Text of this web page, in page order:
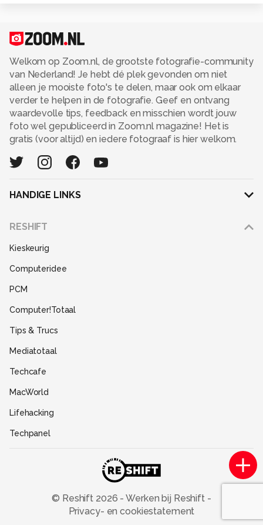
Welkom op Zoom.nl, de grootste fotografie-community
van Nederland! Je hebt dé plek gevonden om niet
alleen je mooiste foto's te delen, maar ook om elkaar
verder te helpen in de fotografie. Geef en ontvang
waardevolle tips, feedback en misschien wordt jouw
foto wel gepubliceerd in Zoom.nl magazine! Het is
gratis (voor altijd) en iedere fotograaf is hier welkom.
HANDIGE LINKS
RESHIFT
Kieskeurig
Computeridee
PCM
Computer!Totaal
Tips & Trucs
Mediatotaal
Techcafe
MacWorld
Lifehacking
Techpanel
Power Unlimited
Zoom Academy
© Reshift 2026 - Werken bij Reshift -
Privacy- en cookiestatement